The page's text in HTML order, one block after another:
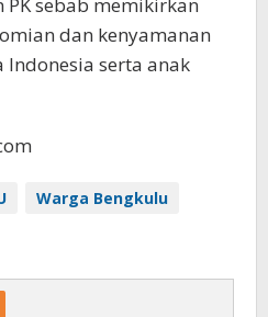
dan kenyamanan
Indonesia serta anak
Warga Bengkulu